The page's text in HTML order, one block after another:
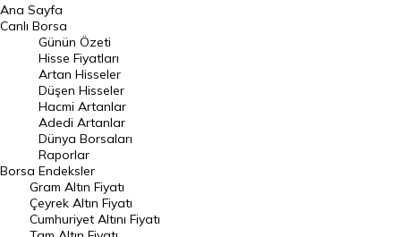
BIST 100 Hisseleri
En Çok Artan Hisseler
En Çok Düşen Hisseler
Hacmi Artanlar
Geçmiş Kapanışlar
Dünya Borsaları
Raporlar
Endeksler
Ana Sayfa
Canlı Borsa
Borsa
Günün Özeti
Hisse Fiyatları
Artan Hisseler
Düşen Hisseler
Hacmi Artanlar
Adedi Artanlar
Dünya Borsaları
Raporlar
Endeksler
Gram Altın Fiyatı
Çeyrek Altın Fiyatı
Cumhuriyet Altını Fiyatı